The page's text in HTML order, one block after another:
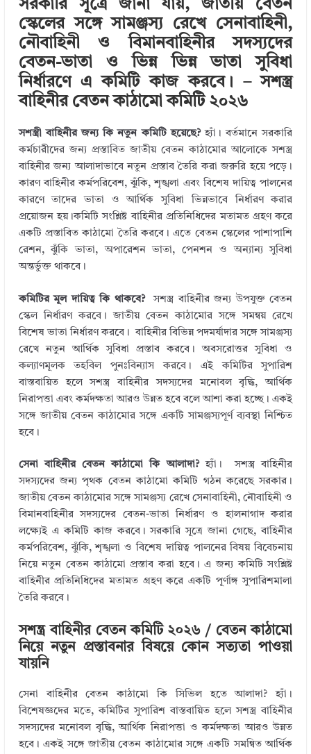
r
dI
n
r
o
o
k
সরকারি সূত্রে জানা যায়, জাতীয় বেতন
স্কেলের সঙ্গে সামঞ্জস্য রেখে সেনাবাহিনী,
নৌবাহিনী ও বিমানবাহিনীর সদস্যদের
বেতন-ভাতা ও ভিন্ন ভিন্ন ভাতা সুবিধা
নির্ধারণে এ কমিটি কাজ করবে। – সশস্ত্র
বাহিনীর বেতন কাঠামো কমিটি ২০২৬
সশস্ত্রী বাহিনীর জন্য কি নতুন কমিটি হয়েছে?হ্যাঁ। বর্তমানে সরকারি
কর্মচারীদের জন্য প্রস্তাবিত জাতীয় বেতন কাঠামোর আলোকে সশস্ত্র
বাহিনীর জন্য আলাদাভাবে নতুন প্রস্তাব তৈরি করা জরুরি হয়ে পড়ে।
কারণ বাহিনীর কর্মপরিবেশ, ঝুঁকি, শৃঙ্খলা এবং বিশেষ দায়িত্ব পালনের
কারণে তাদের ভাতা ও আর্থিক সুবিধা ভিন্নভাবে নির্ধারণ করার
প্রয়োজন হয়।কমিটি সংশ্লিষ্ট বাহিনীর প্রতিনিধিদের মতামত গ্রহণ করে
একটি প্রস্তাবিত কাঠামো তৈরি করবে। এতে বেতন স্কেলের পাশাপাশি
রেশন, ঝুঁকি ভাতা, অপারেশন ভাতা, পেনশন ও অন্যান্য সুবিধা
অন্তর্ভুক্ত থাকবে।
কমিটির মূল দায়িত্ব কি থাকবে?সশস্ত্র বাহিনীর জন্য উপযুক্ত বেতন
স্কেল নির্ধারণ করবে। জাতীয় বেতন কাঠামোর সঙ্গে সমন্বয় রেখে
বিশেষ ভাতা নির্ধারণ করবে। বাহিনীর বিভিন্ন পদমর্যাদার সঙ্গে সামঞ্জস্য
রেখে নতুন আর্থিক সুবিধা প্রস্তাব করবে। অবসরোত্তর সুবিধা ও
কল্যাণমূলক তহবিল পুনঃবিন্যাস করবে। এই কমিটির সুপারিশ
বাস্তবায়িত হলে সশস্ত্র বাহিনীর সদস্যদের মনোবল বৃদ্ধি, আর্থিক
নিরাপত্তা এবং কর্মদক্ষতা আরও উন্নত হবে বলে আশা করা হচ্ছে। একই
সঙ্গে জাতীয় বেতন কাঠামোর সঙ্গে একটি সামঞ্জস্যপূর্ণ ব্যবস্থা নিশ্চিত
হবে।
সেনা বাহিনীর বেতন কাঠামো কি আলাদা?হ্যাঁ। সশস্ত্র বাহিনীর
সদস্যদের জন্য পৃথক বেতন কাঠামো কমিটি গঠন করেছে সরকার।
জাতীয় বেতন কাঠামোর সঙ্গে সামঞ্জস্য রেখে সেনাবাহিনী, নৌবাহিনী ও
বিমানবাহিনীর সদস্যদের বেতন-ভাতা নির্ধারণ ও হালনাগাদ করার
লক্ষ্যেই এ কমিটি কাজ করবে। সরকারি সূত্রে জানা গেছে, বাহিনীর
কর্মপরিবেশ, ঝুঁকি, শৃঙ্খলা ও বিশেষ দায়িত্ব পালনের বিষয় বিবেচনায়
নিয়ে নতুন বেতন কাঠামো প্রস্তাব করা হবে। এ জন্য কমিটি সংশ্লিষ্ট
বাহিনীর প্রতিনিধিদের মতামত গ্রহণ করে একটি পূর্ণাঙ্গ সুপারিশমালা
তৈরি করবে।
সশন্ত্র বাহিনীর বেতন কমিটি ২০২৬ / বেতন কাঠামো
নিয়ে নতুন প্রস্তাবনার বিষয়ে কোন সত্যতা পাওয়া
যায়নি
সেনা বাহিনীর বেতন কাঠামো কি সিভিল হতে আলাদা? হ্যাঁ।
বিশেষজ্ঞদের মতে, কমিটির সুপারিশ বাস্তবায়িত হলে সশস্ত্র বাহিনীর
সদস্যদের মনোবল বৃদ্ধি, আর্থিক নিরাপত্তা ও কর্মদক্ষতা আরও উন্নত
হবে। একই সঙ্গে জাতীয় বেতন কাঠামোর সঙ্গে একটি সমন্বিত আর্থিক